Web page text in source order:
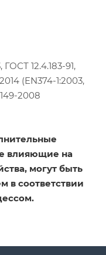
ГОСТ 12.4.183-91,
(EN374-1:2003,
2008
влияющие на
могут быть
в соответствии